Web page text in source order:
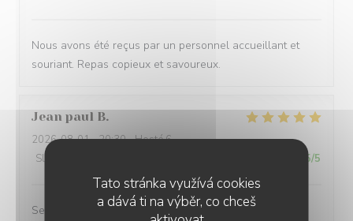
Tato stránka využívá cookies
a dává ti na výběr, co chceš
Nous avons été reçus par un personnel accueillant et
souriant. Repas copieux et savoureux.
Jean paul B
2026-08-01- 20:30 - Hosté 6
Služba
5/5
Service excellent. Repas de qualité. Je recommande